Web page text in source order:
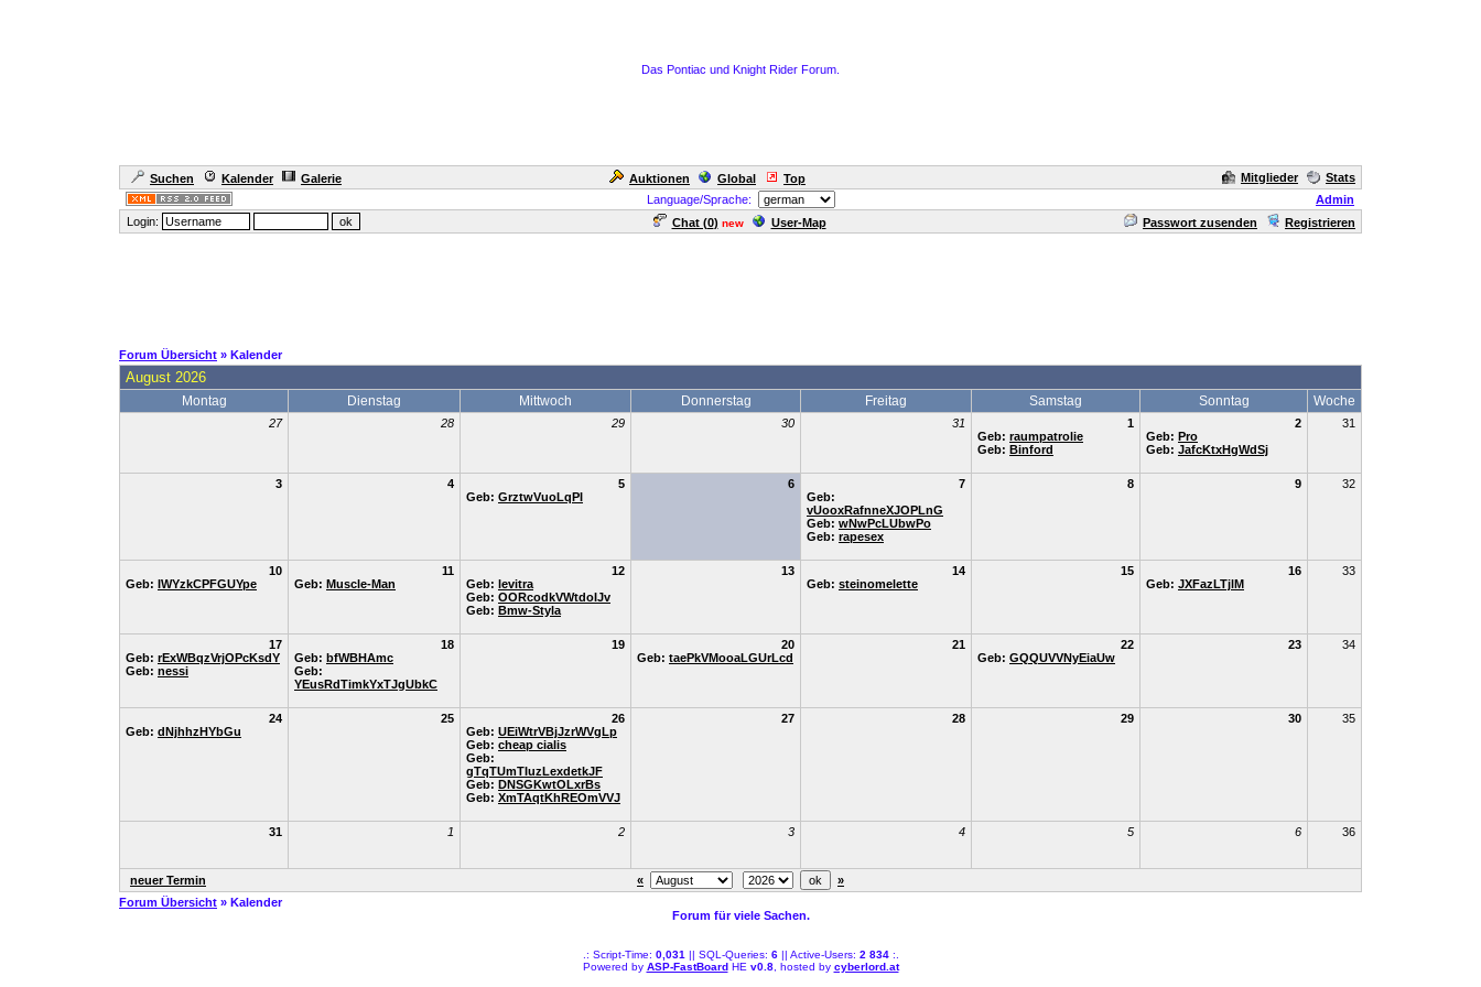
Das Pontiac und Knight Rider Forum.
Suchen Kalender Galerie Auktionen Global Top Mitglieder
Stats
Language/Sprache:
Admin
Login:
Chat (0) new User-Map Passwort zusenden Registrieren
Forum Übersicht » Kalender
August 2026
Montag Dienstag Mittwoch Donnerstag Freitag Samstag Sonntag Woche
27 28 29 30 31
1
Geb: raumpatrolie
Geb: Binford
2
Geb: Pro
Geb: JafcKtxHgWdSj
31
3 4
5
Geb: GrztwVuoLqPI
6
7
Geb:
vUooxRafnneXJOPLnG
Geb: wNwPcLUbwPo
Geb: rapesex
8 9 32
10
Geb: IWYzkCPFGUYpe
11
Geb: Muscle-Man
12
Geb: levitra
Geb: OORcodkVWtdoIJv
Geb: Bmw-Styla
13
14
Geb: steinomelette
15
16
Geb: JXFazLTjlM
33
17
Geb: rExWBqzVrjOPcKsdY
Geb: nessi
18
Geb: bfWBHAmc
Geb:
YEusRdTimkYxTJgUbkC
19
20
Geb: taePkVMooaLGUrLcd
21
22
Geb: GQQUVVNyEiaUw
23 34
24
Geb: dNjhhzHYbGu
25
26
Geb: UEiWtrVBjJzrWVgLp
Geb: cheap cialis
Geb:
gTqTUmTIuzLexdetkJF
Geb: DNSGKwtOLxrBs
Geb: XmTAqtKhREOmVVJ
27 28 29 30 35
31 1 2 3 4 5 6 36
neuer Termin «
»
Forum Übersicht » Kalender
Forum für viele Sachen.
.: Script-Time: 0,031 || SQL-Queries: 6|| Active-Users: 2 834:.
Powered by ASP-FastBoardHE v0.8, hosted by cyberlord.at